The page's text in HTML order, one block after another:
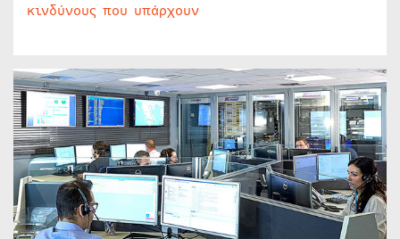
κινδύνους που υπάρχουν